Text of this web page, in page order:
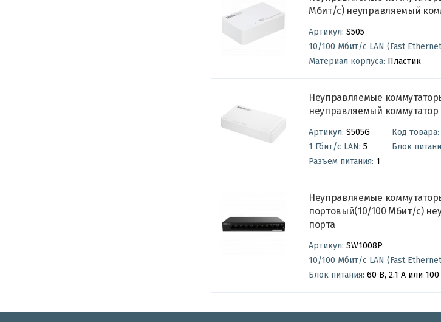
Мбит/с) неуправляемый
Артикул: S505
10/100 Мбит/с LAN (Fast
Материал корпуса: Пластик
Неуправляемые
неуправляемый коммутатор
Артикул: S505G Код товара:
1 Гбит/с LAN: 5 Блок
Разъем питания: 1
Неуправляемые
портовый(10/100 Мбит/с)
порта
Артикул: SW1008P
10/100 Мбит/с LAN (Fast
Блок питания: